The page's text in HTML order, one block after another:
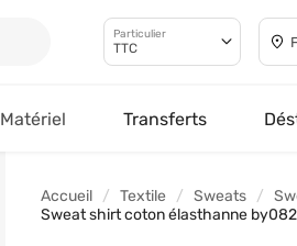
Particulier
TTC
Matériel Transferts
Accueil Textile Sweats
Sweat shirt coton élasthanne by082